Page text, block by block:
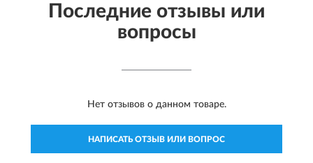
Последние отзывы или
вопросы
Нет отзывов о данном товаре.
НАПИСАТЬ ОТЗЫВ ИЛИ ВОПРОС